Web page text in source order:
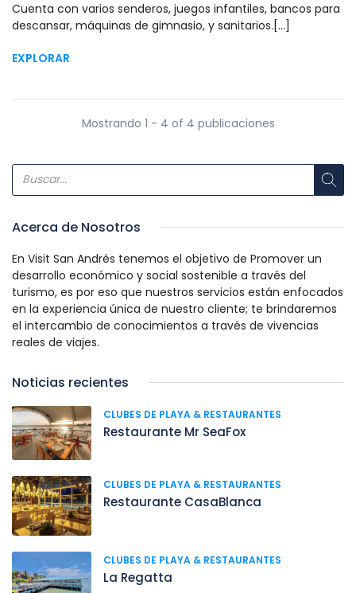
Cuenta con varios senderos, juegos infantiles, bancos para
descansar, máquinas de gimnasio, y sanitarios.[...]
EXPLORAR
Mostrando 1 - 4 of 4 publicaciones
Acerca de Nosotros
En Visit San Andrés tenemos el objetivo de Promover un
desarrollo económico y social sostenible a través del
turismo, es por eso que nuestros servicios están enfocados
en la experiencia única de nuestro cliente; te brindaremos
el intercambio de conocimientos a través de vivencias
reales de viajes.
Noticias recientes
CLUBES DE PLAYA & RESTAURANTES
Restaurante Mr SeaFox
CLUBES DE PLAYA & RESTAURANTES
Restaurante CasaBlanca
CLUBES DE PLAYA & RESTAURANTES
La Regatta